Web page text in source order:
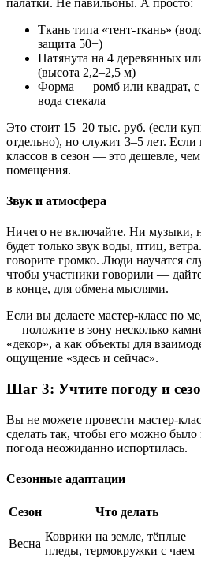
Ткань типа «тент-ткань»
защита 50+)
Натянута на 4 деревянных
(высота 2,2–2,5 м)
Форма — ромб или квадрат,
вода стекала
Это стоит 15–20 тыс. руб. (если
отдельно), но служит 3–5 лет.
классов в сезон — это дешевле,
помещения.
Звук и атмосфера
Ничего не включайте. Ни музыки,
будет только звук воды, птиц,
говорите громко. Люди научатся
чтобы участники говорили —
в конце, для обмена мыслями.
Если вы делаете мастер-класс по
— положите в зону несколько
«декор», а как объекты для
ощущение «здесь и сейчас».
Шаг 3: Учтите погоду и
Вы не можете провести мастер-
сделать так, чтобы его можно было
погода неожиданно испортилась.
Сезонные адаптации
Сезон Что делать
Весна
Коврики на земле, тёплые
пледы, термокружки с чаем